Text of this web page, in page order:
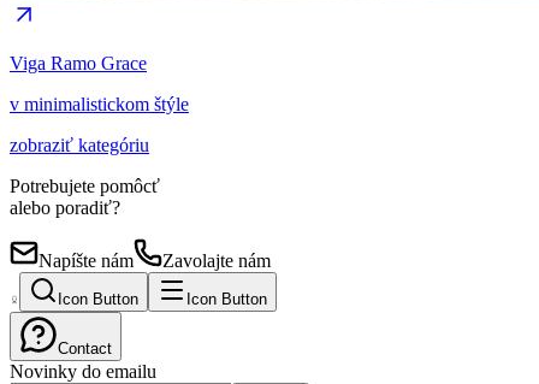
Viga Ramo Grace
v minimalistickom štýle
zobraziť kategóriu
Potrebujete pomôcť
alebo poradiť?
Napíšte nám Zavolajte nám
Icon Button Icon Button
Contact
Novinky do emailu